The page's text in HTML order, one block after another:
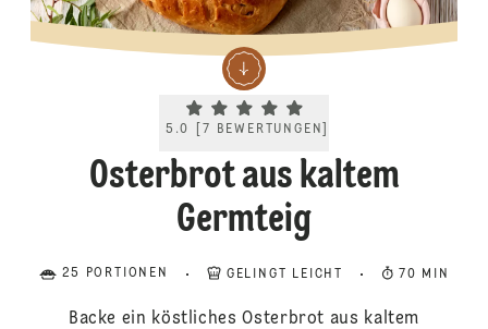
Current rating 5.0. Click to rate.
5.0 7 BEWERTUNGEN
Osterbrot aus kaltem
Germteig
25 PORTIONEN GELINGT LEICHT 70 MIN
Backe ein köstliches Osterbrot aus kaltem